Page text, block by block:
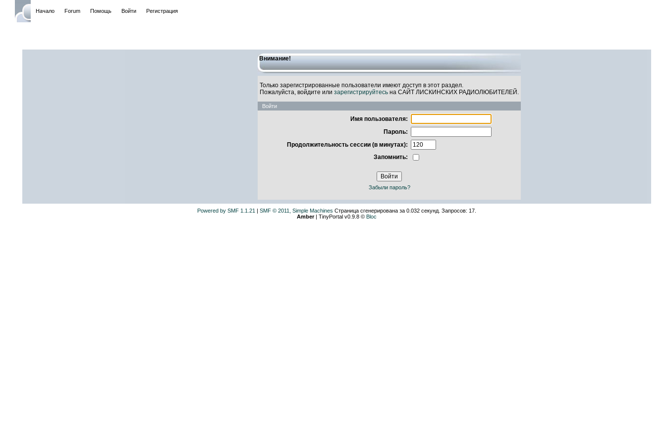
Начало Forum Помощь Войти Регистрация
Внимание!
Только зарегистрированные пользователи имеют доступ в этот раздел.
Пожалуйста, войдите или зарегистрируйтесь на САЙТ ЛИСКИНСКИХ РАДИОЛЮБИТЕЛЕЙ.
Войти
Имя пользователя:
Пароль:
Продолжительность сессии (в минутах):
Запомнить:
Забыли пароль?
Powered by SMF 1.1.21 | SMF © 2011, Simple Machines Страница сгенерирована за 0.032 секунд. Запросов: 17.
Amber| TinyPortal v0.9.8 © Bloc